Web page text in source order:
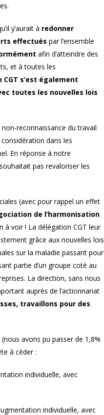
y’aurait à redonner
effectués par l’ensemble
afin d’atteindre des
et à toutes les
s’est également
toutes les nouvelles lois
reconnaissance du travail
dans les
En réponse à notre
pas revaloriser les
(avec pour rappel un effet
de l’harmonisation
à voir ! La délégation CGT leur
grâce aux nouvelles lois
sur la maladie passant pour
partie d’un groupe coté au
La direction, sans nous
auprès de l’actionnariat
travaillons pour des
avons pu passer de 1,8%
à céder :
individuelle, avec
individuelle, avec